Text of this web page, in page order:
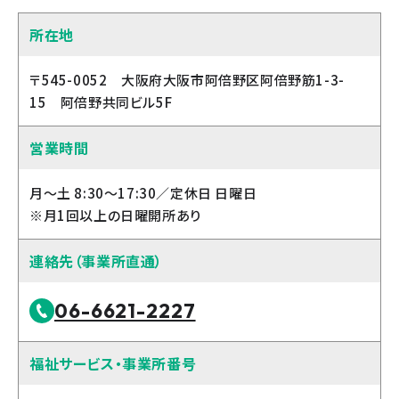
所在地
〒545-0052 大阪府大阪市阿倍野区阿倍野筋1-3-
15 阿倍野共同ビル5F
営業時間
月～土 8:30～17:30／定休日 日曜日
※月1回以上の日曜開所あり
連絡先（事業所直通）
06-6621-2227
福祉サービス・事業所番号